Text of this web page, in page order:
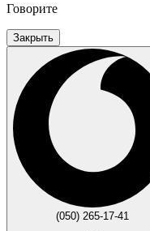
Говорите
Закрыть
(050) 265-17-41